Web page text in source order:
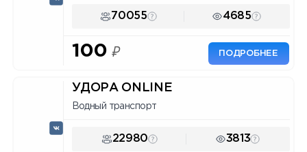
70055 4685
100 ₽ ПОДРОБНЕЕ
УДОРА ONLINE
Водный транспорт
22980 3813